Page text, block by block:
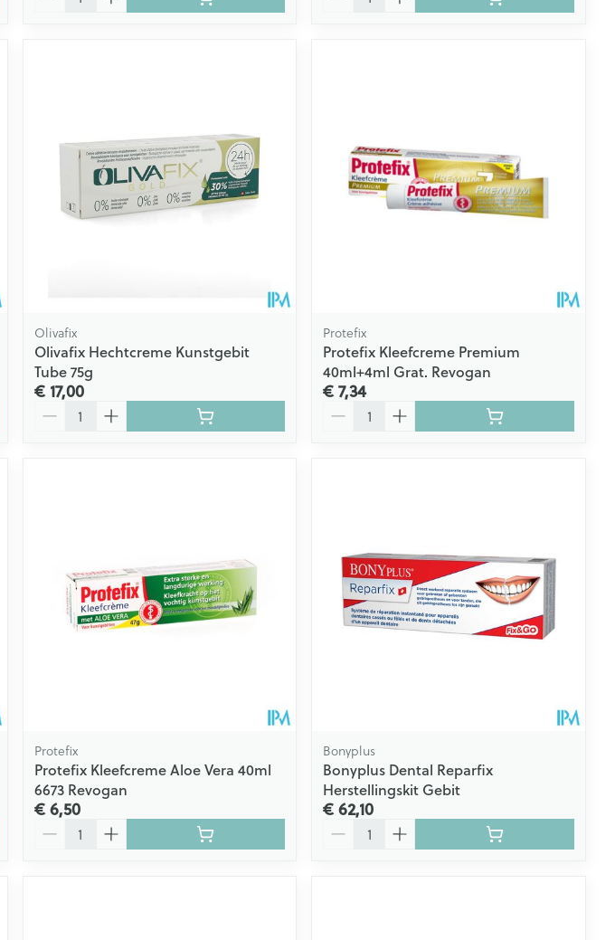
Olivafix
Olivafix Hechtcreme Kunstgebit
Tube 75g
€ 17,00
Protefix
Protefix Kleefcreme Premium
40ml+4ml Grat. Revogan
€ 7,34
Protefix
Protefix Kleefcreme Aloe Vera 40ml
6673 Revogan
€ 6,50
Bonyplus
Bonyplus Dental Reparfix
Herstellingskit Gebit
€ 62,10